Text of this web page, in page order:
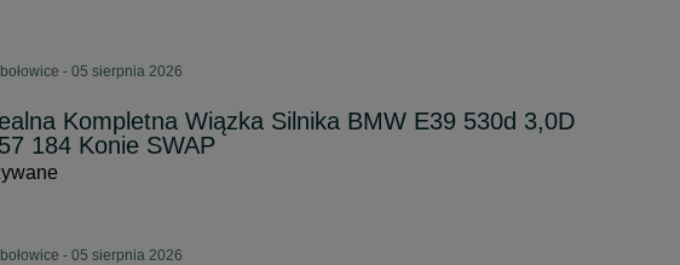
- 05 sierpnia 2026
Kompletna Wiązka Silnika BMW E39 530d 3,0D
184 Konie SWAP
- 05 sierpnia 2026